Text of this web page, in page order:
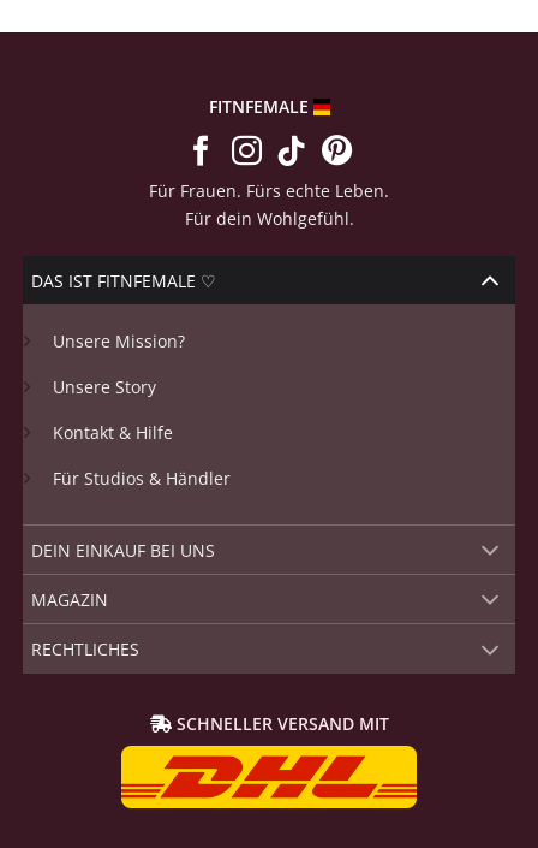
FITNFEMALE
Für Frauen. Fürs echte Leben.
Für dein Wohlgefühl.
DAS IST FITNFEMALE ♡
Unsere Mission?
Unsere Story
Kontakt & Hilfe
Für Studios & Händler
DEIN EINKAUF BEI UNS
MAGAZIN
RECHTLICHES
SCHNELLER VERSAND MIT